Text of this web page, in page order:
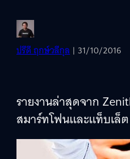
ปรีดี ฤกษ์วลีกุล | 31/10/2016
รายงานล่าสุดจาก
สมาร์ทโฟนและแท็บเล็ต